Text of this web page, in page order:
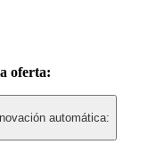
oferta:
automática: